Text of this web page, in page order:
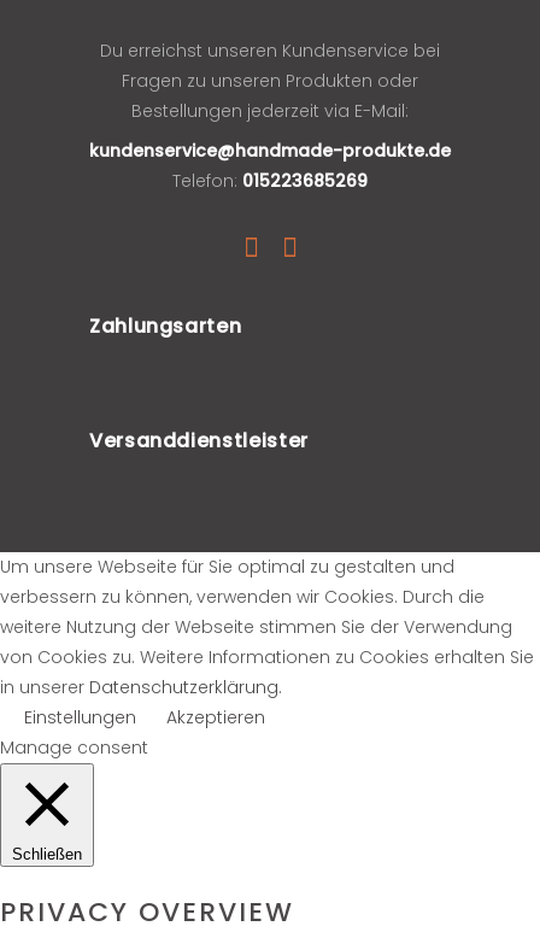
Du erreichst unseren Kundenservice bei
Fragen zu unseren Produkten oder
Bestellungen jederzeit via E-Mail:
kundenservice@handmade-produkte.de
Telefon: 015223685269
Zahlungsarten
Versanddienstleister
Um unsere Webseite für Sie optimal zu gestalten und
verbessern zu können, verwenden wir Cookies. Durch die
weitere Nutzung der Webseite stimmen Sie der Verwendung
von Cookies zu. Weitere Informationen zu Cookies erhalten Sie
in unserer Datenschutzerklärung.
Einstellungen
Akzeptieren
Manage consent
Schließen
PRIVACY OVERVIEW